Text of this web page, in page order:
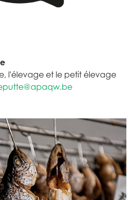
l'élevage et le petit élevage